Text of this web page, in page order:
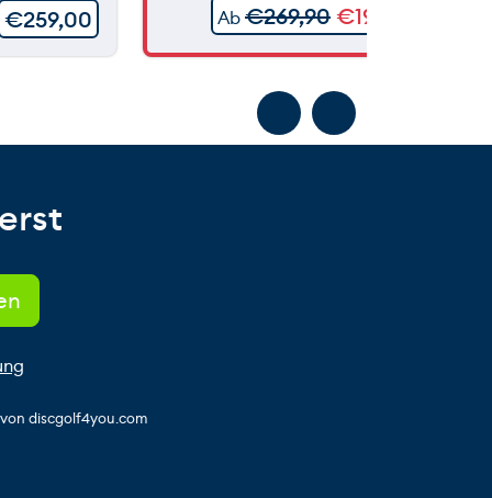
€259,00 Ab€269,90€199,90
discgolf4you.com